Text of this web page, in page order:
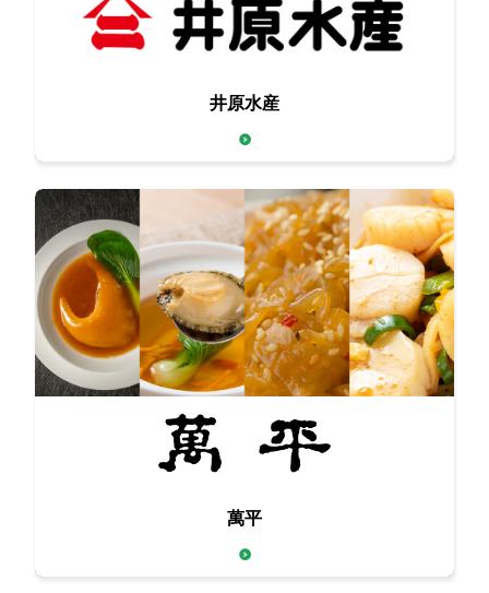
伝統を守りつつ、
時代のトレンドに合わせて進化し続けています。
井原水産
萬平